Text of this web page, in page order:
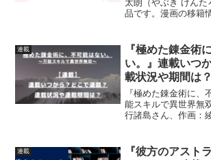
太朗（やぶき けんた
品です。漫画の移籍
連載
『極めた錬金術
い。』連載いつ
載状況や期間は？
『極めた錬金術に、
能スキルで異世界無
行諸島さん、作画：
かどこで連載されて
連載
『彼方のアスト